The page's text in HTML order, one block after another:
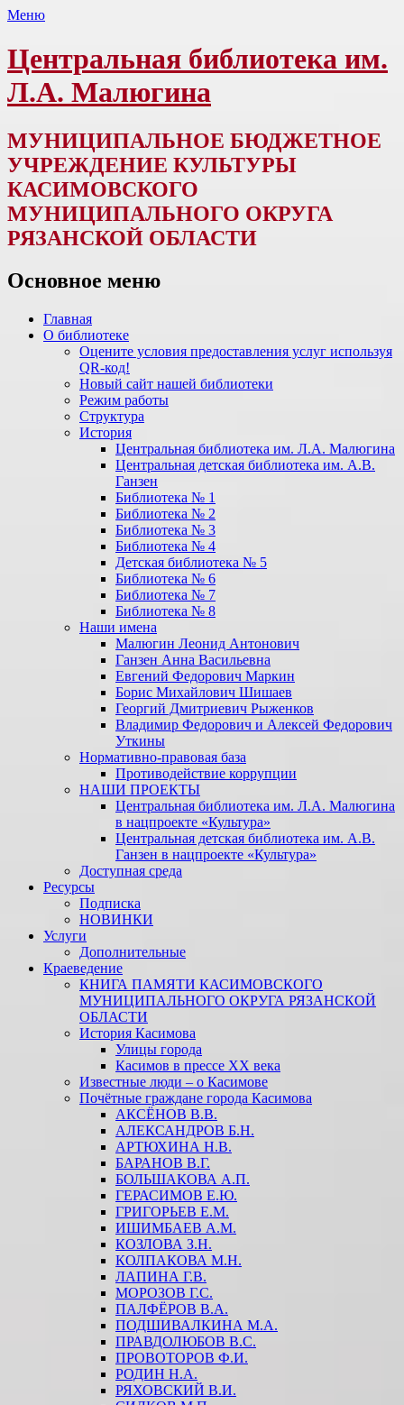
Меню
Центральная библиотека им.
Л.А. Малюгина
МУНИЦИПАЛЬНОЕ БЮДЖЕТНОЕ
УЧРЕЖДЕНИЕ КУЛЬТУРЫ
КАСИМОВСКОГО
МУНИЦИПАЛЬНОГО ОКРУГА
РЯЗАНСКОЙ ОБЛАСТИ
Основное меню
Перейти
содержимому
Главная
О библиотеке
Оцените условия предоставления услуг используя
QR-код!
Новый сайт нашей библиотеки
Режим работы
Структура
История
Центральная библиотека им. Л.А. Малюгина
Центральная детская библиотека им. А.В.
Ганзен
Библиотека № 1
Библиотека № 2
Библиотека № 3
Библиотека № 4
Детская библиотека № 5
Библиотека № 6
Библиотека № 7
Библиотека № 8
Наши имена
Малюгин Леонид Антонович
Ганзен Анна Васильевна
Евгений Федорович Маркин
Борис Михайлович Шишаев
Георгий Дмитриевич Рыженков
Владимир Федорович и Алексей Федорович
Уткины
Нормативно-правовая база
Противодействие коррупции
НАШИ ПРОЕКТЫ
Центральная библиотека им. Л.А. Малюгина
в нацпроекте «Культура»
Центральная детская библиотека им. А.В.
Ганзен в нацпроекте «Культура»
Доступная среда
Ресурсы
Подписка
НОВИНКИ
Услуги
Дополнительные
Краеведение
КНИГА ПАМЯТИ КАСИМОВСКОГО
МУНИЦИПАЛЬНОГО ОКРУГА РЯЗАНСКОЙ
ОБЛАСТИ
История Касимова
Улицы города
Касимов в прессе XX века
Известные люди – о Касимове
Почётные граждане города Касимова
АКСЁНОВ В.В.
АЛЕКСАНДРОВ Б.Н.
АРТЮХИНА Н.В.
БАРАНОВ В.Г.
БОЛЬШАКОВА А.П.
ГЕРАСИМОВ Е.Ю.
ГРИГОРЬЕВ Е.М.
ИШИМБАЕВ А.М.
КОЗЛОВА З.Н.
КОЛПАКОВА М.Н.
ЛАПИНА Г.В.
МОРОЗОВ Г.С.
ПАЛФЁРОВ В.А.
ПОДШИВАЛКИНА М.А.
ПРАВДОЛЮБОВ В.С.
ПРОВОТОРОВ Ф.И.
РОДИН Н.А.
РЯХОВСКИЙ В.И.